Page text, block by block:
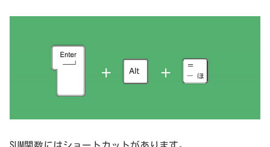
SUM関数にはショートカットがあります。